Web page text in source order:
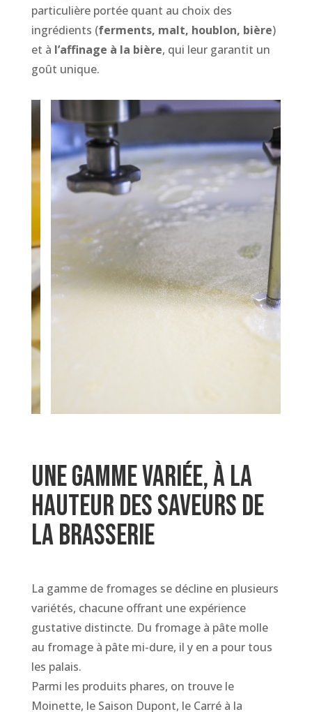
particulière portée quant au choix des
ingrédients (ferments, malt, houblon, bière)
et à l’affinage à la bière, qui leur garantit un
goût unique.
Une gamme variée, à la
hauteur des saveurs de
la brasserie
La gamme de fromages se décline en plusieurs
variétés, chacune offrant une expérience
gustative distincte. Du fromage à pâte molle
au fromage à pâte mi-dure, il y en a pour tous
les palais.
Parmi les produits phares, on trouve le
Moinette, le Saison Dupont, le Carré à la